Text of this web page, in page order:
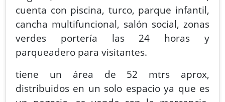
cuenta con piscina, turco, parque infantil,
cancha multifuncional, salón social, zonas
verdes portería las 24 horas y
parqueadero para visitantes.
tiene un área de 52 mtrs aprox,
distribuidos en un solo espacio ya que es